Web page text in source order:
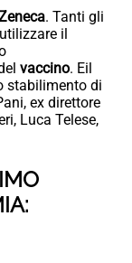
. Tanti gli
il
vaccino. Eil
stabilimento di
ex direttore
Luca Telese,